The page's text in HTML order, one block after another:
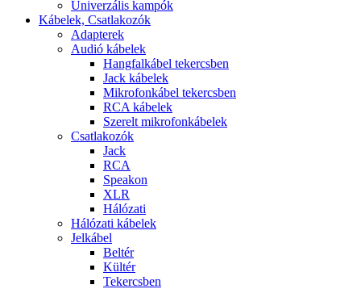
Univerzális kampók
Kábelek, Csatlakozók
Adapterek
Audió kábelek
Hangfalkábel tekercsben
Jack kábelek
Mikrofonkábel tekercsben
RCA kábelek
Szerelt mikrofonkábelek
Csatlakozók
Jack
RCA
Speakon
XLR
Hálózati
Hálózati kábelek
Jelkábel
Beltér
Kültér
Tekercsben